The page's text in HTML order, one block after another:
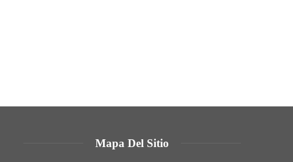
Mapa Del Sitio